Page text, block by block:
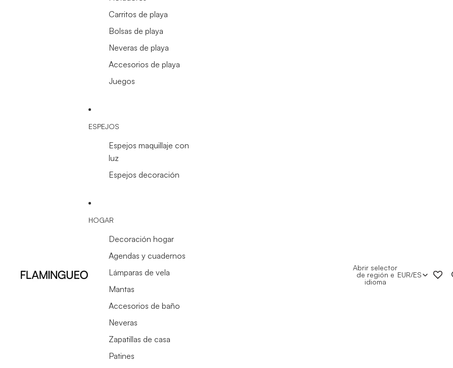
Carritos de playa
Bolsas de playa
Neveras de playa
Accesorios de playa
Juegos
ESPEJOS
Espejos maquillaje con
luz
Espejos decoración
HOGAR
Decoración hogar
Agendas y cuadernos
Lámparas de vela
Mantas
Accesorios de baño
Neveras
Zapatillas de casa
Patines
Abrir selector
de región e
idioma
EUR/ES